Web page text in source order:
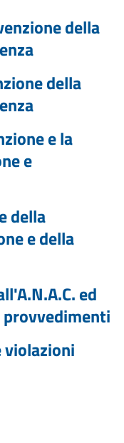
della
della
e la
e
della
e della
ed